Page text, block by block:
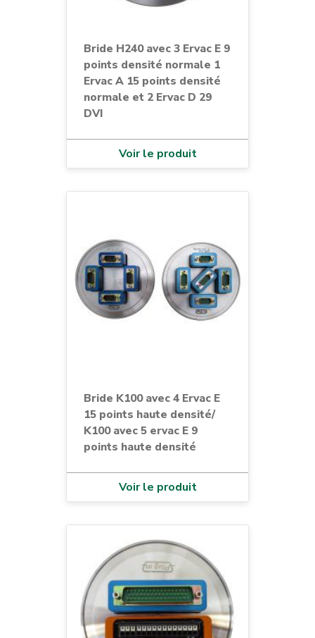
Bride H240 avec 3 Ervac E 9
points densité normale 1
Ervac A 15 points densité
normale et 2 Ervac D 29
DVI
Voir le produit
Bride K100 avec 4 Ervac E
15 points haute densité/
K100 avec 5 ervac E 9
points haute densité
Voir le produit